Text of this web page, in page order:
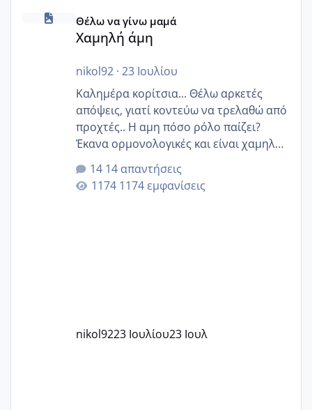
Χαμηλή άμη
Θέλω να γίνω μαμά
Χαμηλή άμη
nikol92· 23 Ιουλίου
Καλημέρα κορίτσια... Θέλω αρκετές
απόψεις, γιατί κοντεύω να τρελαθώ από
προχτές.. Η αμη πόσο ρόλο παίζει?
Έκανα ορμονολογικές και είναι χαμηλή
για την ηλικία μου.. Είχα ήδη μια
εγκυμοσύνη, που έπρεπε να τερματιστεί
στην 27η εβδομάδα και προσπαθώ 7
14 απαντήσεις
1174 εμφανίσεις
nikol9223 Ιουλίου23 Ιουλ